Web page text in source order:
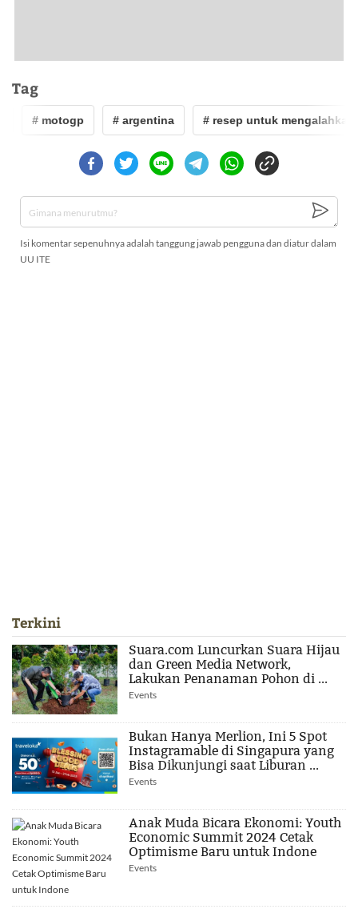
Tag
# motogp # argentina # resep untuk mengalahkan
Isi komentar sepenuhnya adalah tanggung jawab pengguna dan diatur dalam
UU ITE
Terkini
Suara.com Luncurkan Suara Hijau
dan Green Media Network,
Lakukan Penanaman Pohon di ...
Events
Bukan Hanya Merlion, Ini 5 Spot
Instagramable di Singapura yang
Bisa Dikunjungi saat Liburan ...
Events
Anak Muda Bicara Ekonomi: Youth
Economic Summit 2024 Cetak
Optimisme Baru untuk Indone
Events